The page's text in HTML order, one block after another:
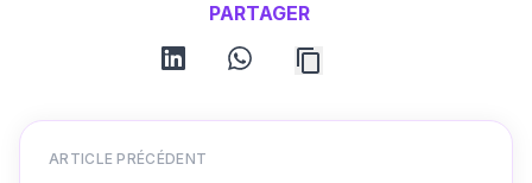
PARTAGER
linkedin whatsapp
ARTICLE PRÉCÉDENT